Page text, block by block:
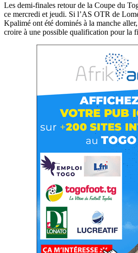
Les demi-finales retour de la Coupe du
ce mercredi et jeudi. Si l’AS OTR de
Kpalimé ont été dominés à la manche
croire à une possible qualification pour la